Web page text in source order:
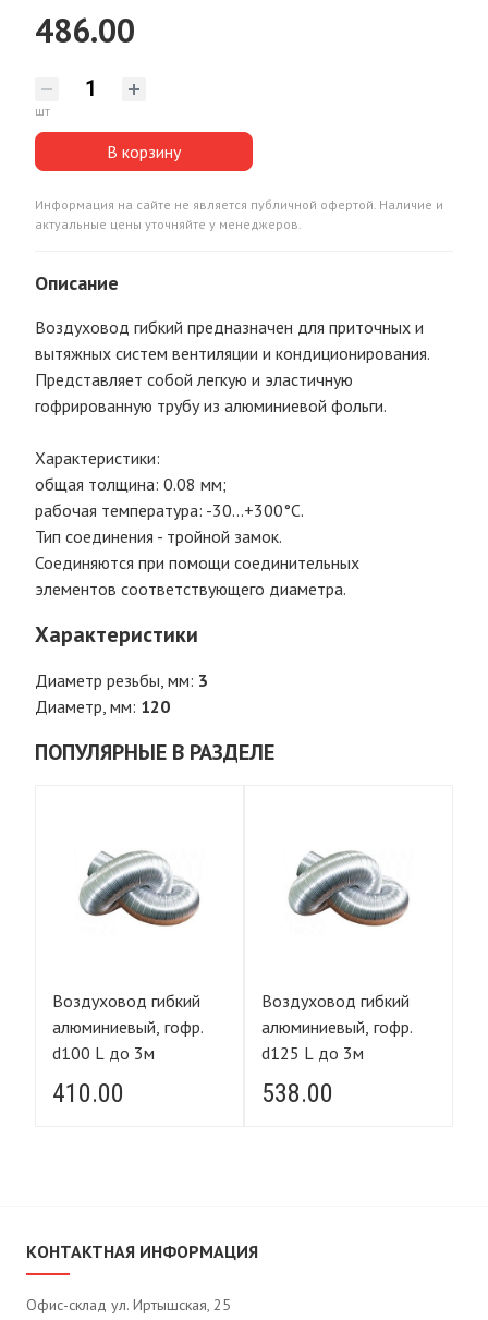
486.00
шт
В корзину
Информация на сайте не является публичной офертой. Наличие и
актуальные цены уточняйте у менеджеров.
Описание
Воздуховод гибкий предназначен для приточных и
вытяжных систем вентиляции и кондиционирования.
Представляет собой легкую и эластичную
гофрированную трубу из алюминиевой фольги.
Характеристики:
общая толщина: 0.08 мм;
рабочая температура: -30...+300°С.
Тип соединения - тройной замок.
Соединяются при помощи соединительных
элементов соответствующего диаметра.
Характеристики
Диаметр резьбы, мм: 3
Диаметр, мм: 120
ПОПУЛЯРНЫЕ В РАЗДЕЛЕ
Воздуховод гибкий
алюминиевый, гофр.
d100 L до 3м
410.00
Воздуховод гибкий
алюминиевый, гофр.
d125 L до 3м
538.00
КОНТАКТНАЯ ИНФОРМАЦИЯ
Офис-склад ул. Иртышская, 25